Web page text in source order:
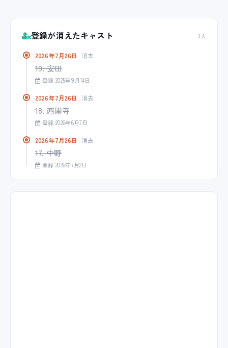
登録が消えたキャスト 3人
2026年7月26日 消去
19. 安田
登録 2025年9月14日
2026年7月26日 消去
18. 西園寺
登録 2026年6月7日
2026年7月26日 消去
17. 中野
登録 2026年7月2日